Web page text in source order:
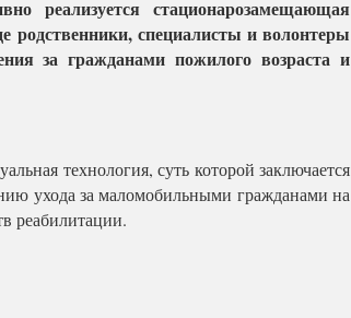
реализуется стационарозамещающая
родственники, специалисты и волонтеры
за гражданами пожилого возраста и
технология, суть которой заключается
ухода за маломобильными гражданами на
реабилитации.